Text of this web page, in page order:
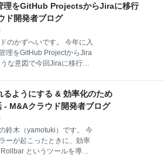
M&Aクラウド開発者ブログ
- M&Aクラウド開発者ブロ
Laravel8系を利用していま
弊社ではもともとAWS
環境（以下EB Worker）で
理をGitHub ProjectsからJiraに移行
ド開発者ブログ
のかずへいです。 今年に入
理をGitHub ProjectからJira
な意図で今回Jiraに移行し
ードの物理的なカンバンの
ます。その時のエンジニア
の機能でも特に問題
元の運用は、 issueのマイ
作る。マイルストーン内で
れる。ストーリーポイント
るようにする & 効率化のため
- M&Aクラウド開発者ブログ
鈴木（yamotuki）です。 今
ーが起こったときに、効率
というツールを導入